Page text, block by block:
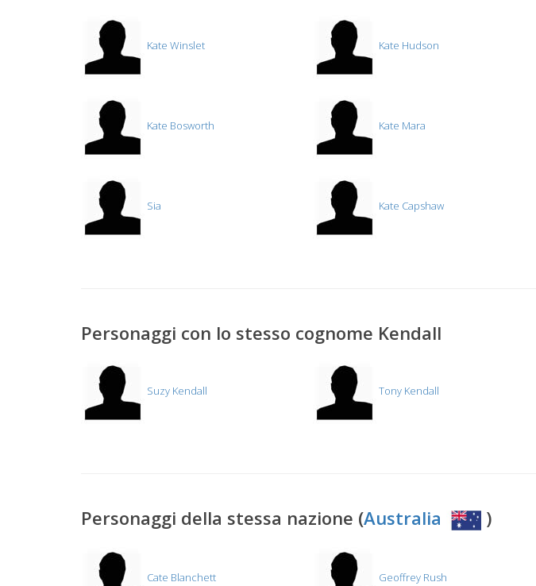
Kate Winslet Kate Hudson
Kate Bosworth Kate Mara
Sia Kate Capshaw
Personaggi con lo stesso cognome Kendall
Suzy Kendall Tony Kendall
Personaggi della stessa nazione (Australia )
Cate Blanchett Geoffrey Rush